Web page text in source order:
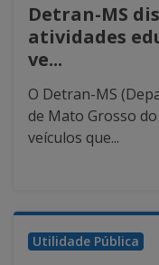
Detran-MS
atividades
ve...
O Detran-MS
de Mato Grosso
veículos que...
Utilidade Pública